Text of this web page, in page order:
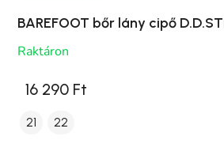
BAREFOOT bőr lány cipő
Raktáron
16 290 Ft
21 22